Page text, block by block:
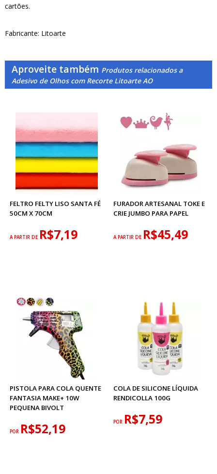
cartões.
Fabricante: Litoarte
Aproveite também Produtos relacionados a
Adesivo de Olhos com Recorte Litoarte AO
FELTRO FELTY LISO SANTA FÉ
50CM X 70CM
A PARTIR DE R$7,19
FURADOR ARTESANAL TOKE E
CRIE JUMBO PARA PAPEL
A PARTIR DE R$45,49
PISTOLA PARA COLA QUENTE
FANTASIA MAKE+ 10W
PEQUENA BIVOLT
POR R$52,19
COLA DE SILICONE LÍQUIDA
RENDICOLLA 100G
POR R$7,59